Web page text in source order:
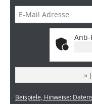
Anti-
»
Beispiele, Hinweise: